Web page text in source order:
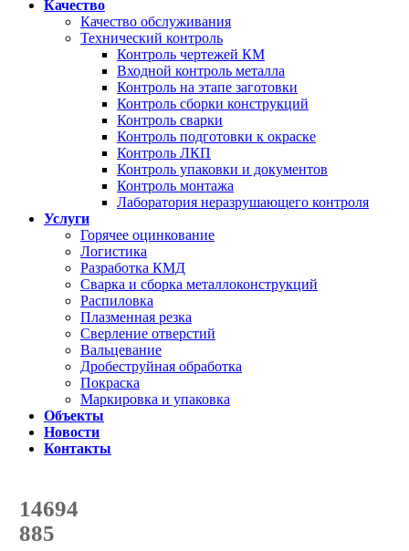
Качество
Качество обслуживания
Технический контроль
Контроль чертежей КМ
Входной контроль металла
Контроль на этапе заготовки
Контроль сборки конструкций
Контроль сварки
Контроль подготовки к окраске
Контроль ЛКП
Контроль упаковки и документов
Контроль монтажа
Лаборатория неразрушающего контроля
Услуги
Горячее оцинкование
Логистика
Разработка КМД
Сварка и сборка металлоконструкций
Распиловка
Плазменная резка
Сверление отверстий
Вальцевание
Дробеструйная обработка
Покраска
Маркировка и упаковка
Объекты
Новости
Контакты
14694
с начала года
885
с начала месяца